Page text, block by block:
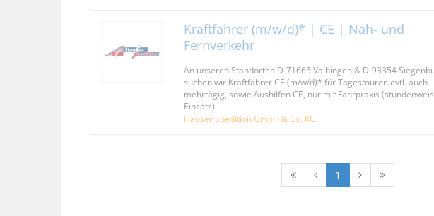
Kraftfahrer (m/w/d)* | CE | Nah- und
Fernverkehr
An unseren Standorten D-71665 Vaihingen & D-93354
suchen wir Kraftfahrer CE (m/w/d)* für Tagestouren evtl. auch
mehrtägig, sowie Aushilfen CE, nur mit Fahrpraxis
Einsatz).
Hauser Spedition GmbH & Co. KG
1